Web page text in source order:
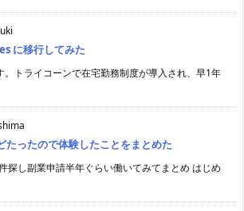
に移行してみた
。トライコーンで在宅勤務制度が導入され、早1年
たったので体験したことをまとめた
探し副業申請半年ぐらい働いてみてまとめ はじめ